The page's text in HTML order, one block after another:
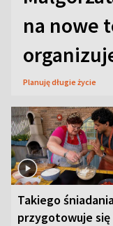
na nowe
Planuję długie życie
Takiego
przygotowuje się